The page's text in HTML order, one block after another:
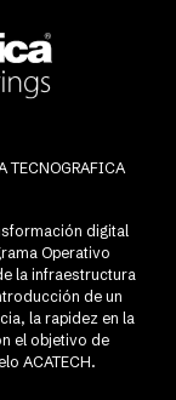
TECNOGRAFICA
digital
Operativo
la infraestructura
de un
la rapidez en la
el objetivo de
ACATECH.